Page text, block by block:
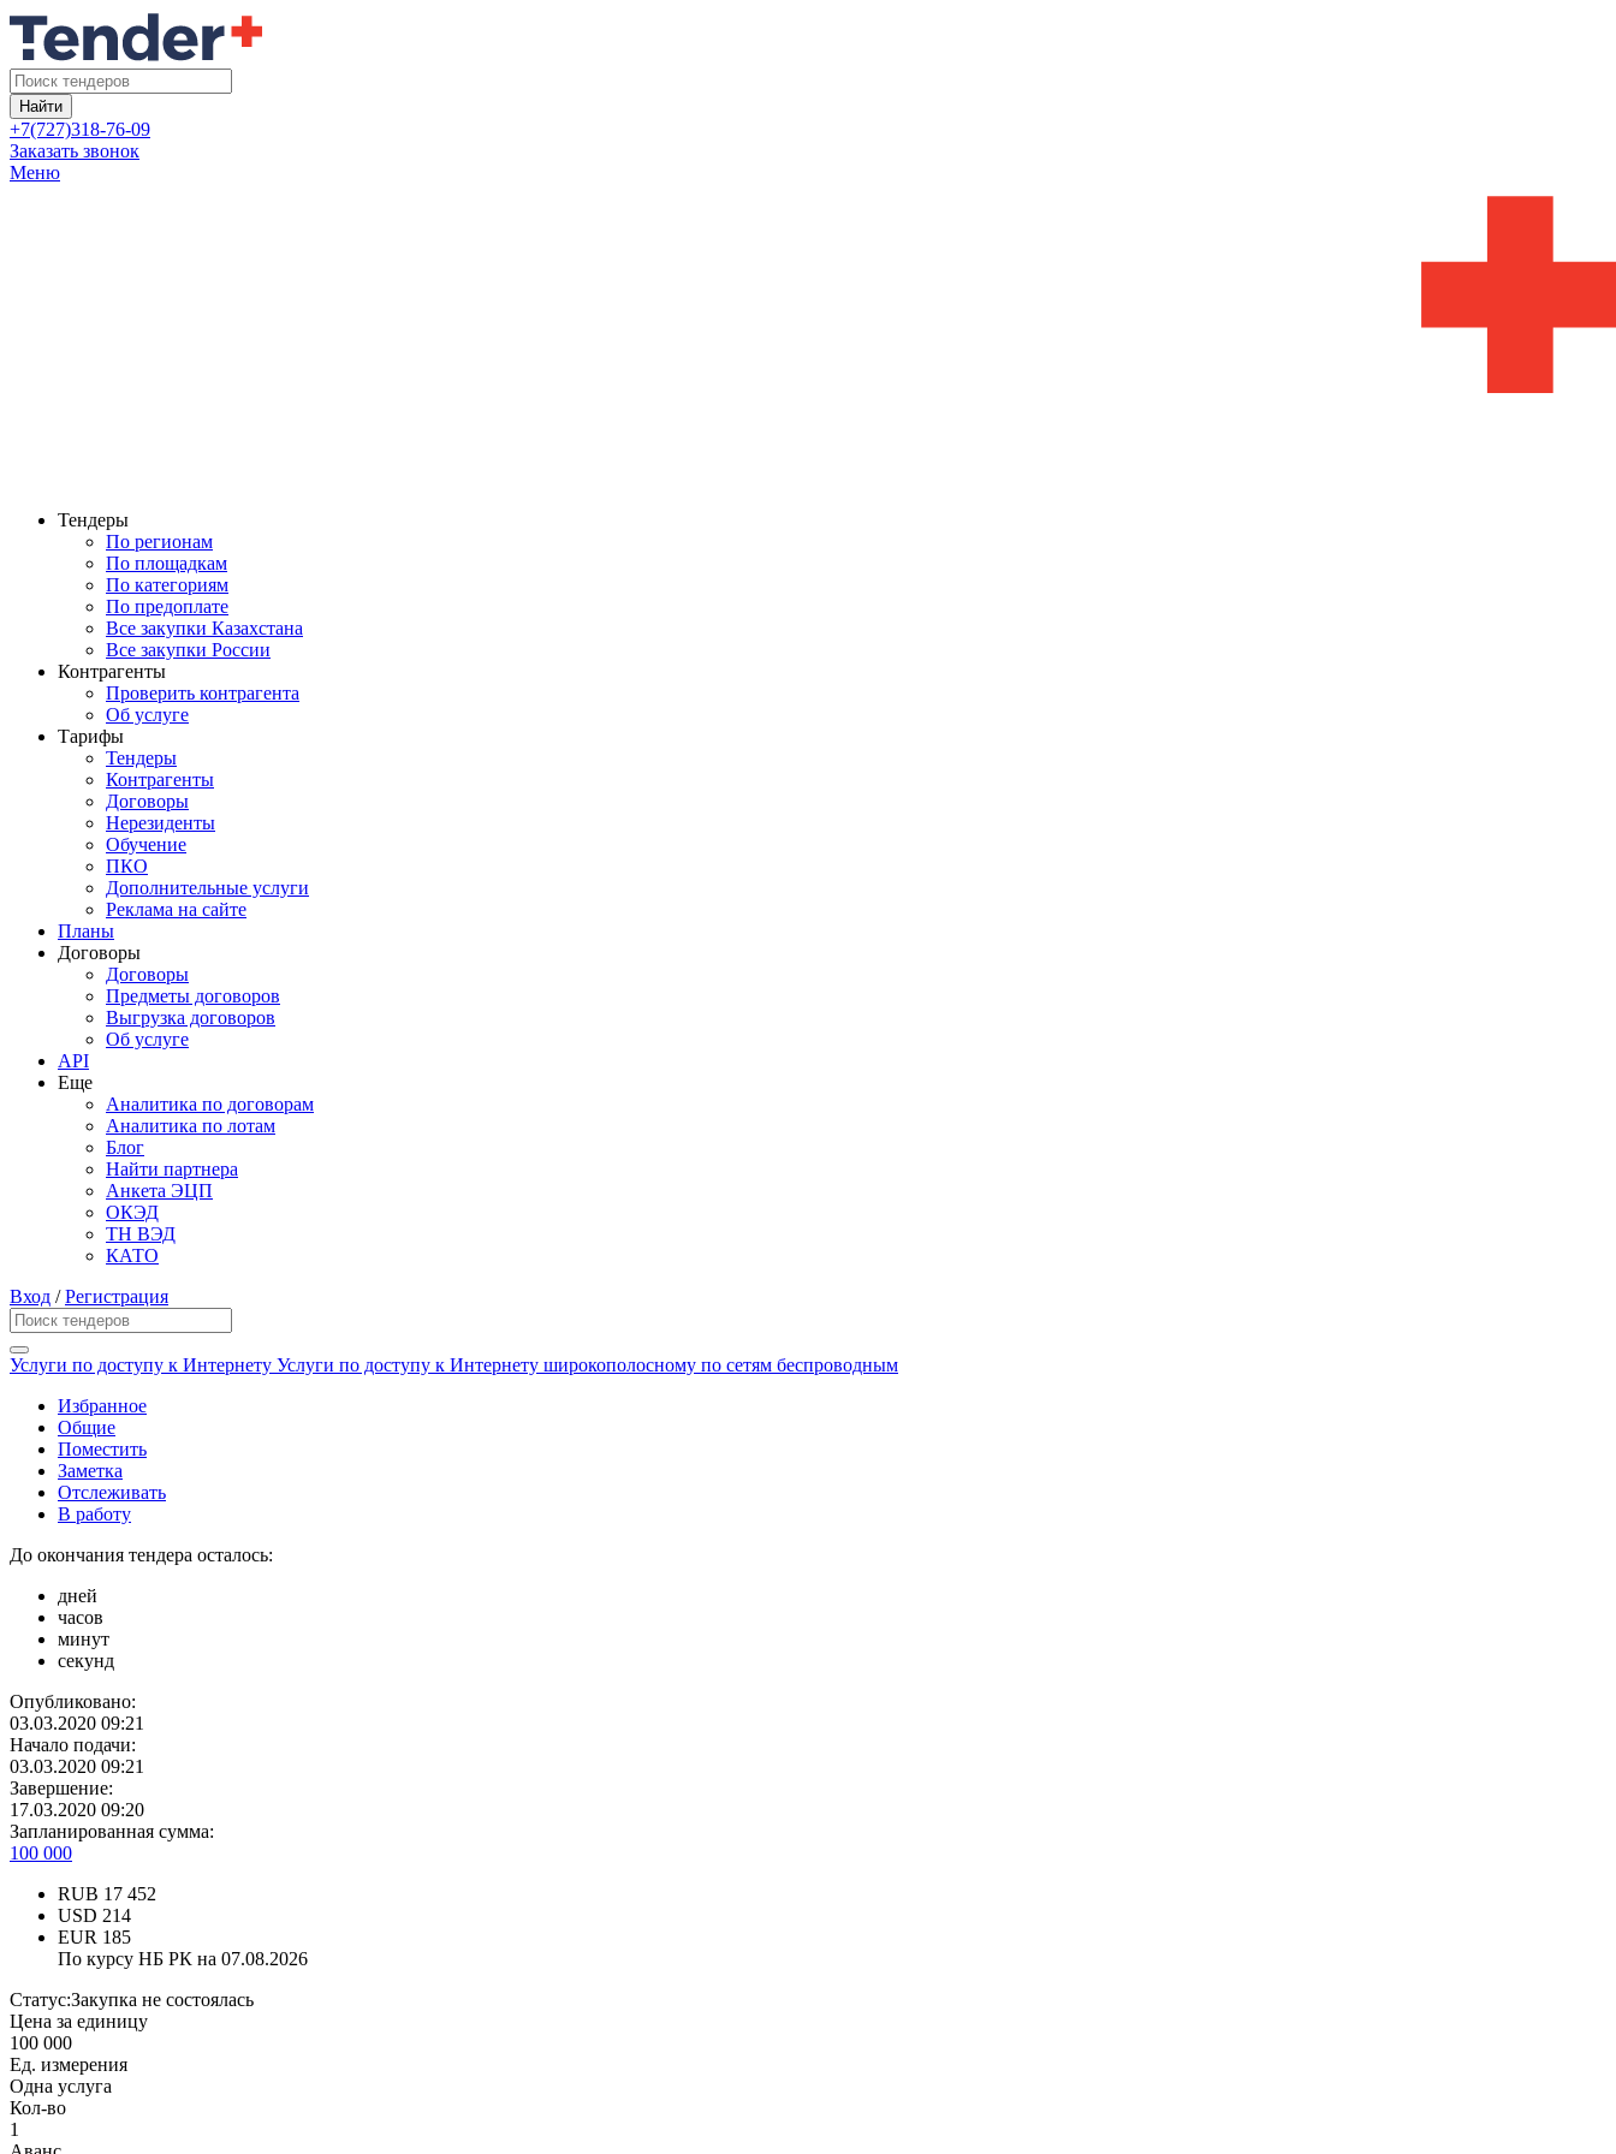
Найти
+7(727)318-76-09
Заказать звонок
Меню
Тендеры
По регионам
По площадкам
По категориям
По предоплате
Все закупки Казахстана
Все закупки России
Контрагенты
Проверить контрагента
Об услуге
Тарифы
Тендеры
Контрагенты
Договоры
Нерезиденты
Обучение
ПКО
Дополнительные услуги
Реклама на сайте
Планы
Договоры
Договоры
Предметы договоров
Выгрузка договоров
Об услуге
API
Еще
Аналитика по договорам
Аналитика по лотам
Блог
Найти партнера
Анкета ЭЦП
ОКЭД
ТН ВЭД
КАТО
Вход /Регистрация
Услуги по доступу к Интернету Услуги по доступу к Интернету широкополосному по сетям беспроводным
Избранное
Общие
Поместить
Заметка
Отслеживать
В работу
До окончания тендера осталось:
дней
часов
минут
секунд
Опубликовано:
03.03.2020 09:21
Начало подачи:
03.03.2020 09:21
Завершение:
17.03.2020 09:20
Запланированная сумма:
100 000
RUB 17 452
USD 214
EUR 185
По курсу НБ РК на 07.08.2026
Статус:Закупка не состоялась
Цена за единицу
100 000
Ед. измерения
Одна услуга
Кол-во
1